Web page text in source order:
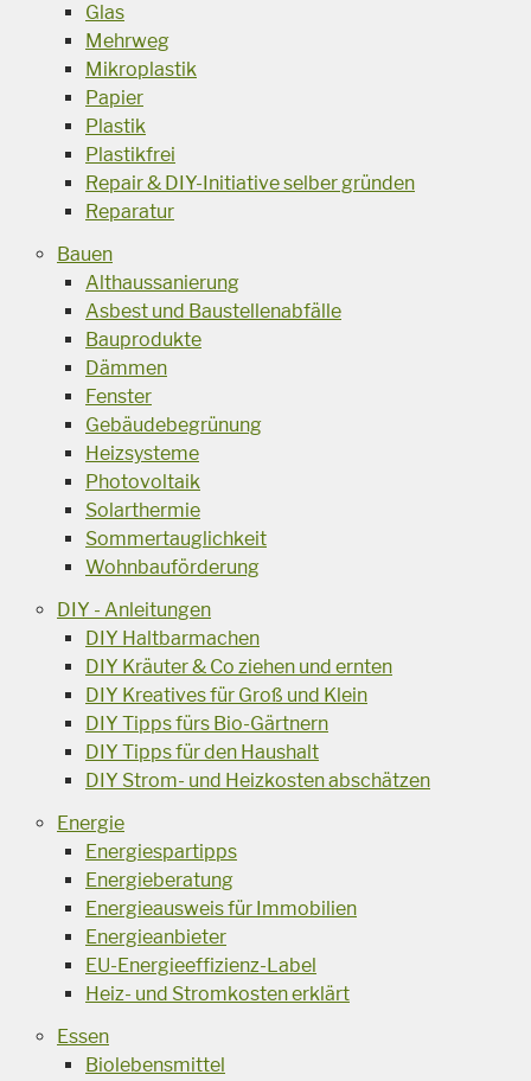
Glas
Mehrweg
Mikroplastik
Papier
Plastik
Plastikfrei
Repair & DIY-Initiative selber gründen
Reparatur
Bauen
Althaussanierung
Asbest und Baustellenabfälle
Bauprodukte
Dämmen
Fenster
Gebäudebegrünung
Heizsysteme
Photovoltaik
Solarthermie
Sommertauglichkeit
Wohnbauförderung
DIY - Anleitungen
DIY Haltbarmachen
DIY Kräuter & Co ziehen und ernten
DIY Kreatives für Groß und Klein
DIY Tipps fürs Bio-Gärtnern
DIY Tipps für den Haushalt
DIY Strom- und Heizkosten abschätzen
Energie
Energiespartipps
Energieberatung
Energieausweis für Immobilien
Energieanbieter
EU-Energieeffizienz-Label
Heiz- und Stromkosten erklärt
Essen
Biolebensmittel